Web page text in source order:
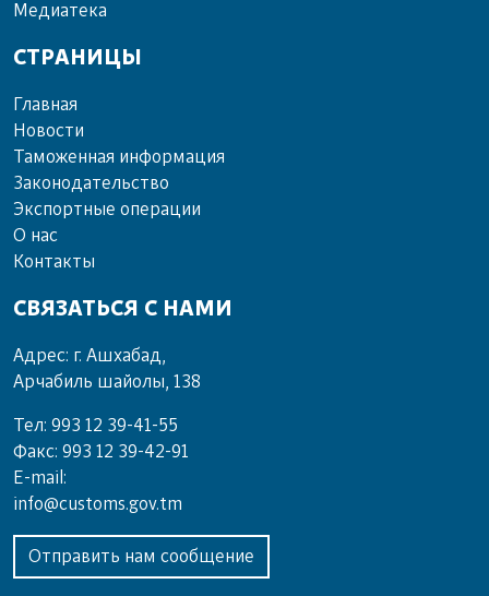
Ме­диа­те­ка
СТРАНИЦЫ
Главная
Новости
Таможенная информация
Законодательство
Экспортные операции
О нас
Контакты
СВЯЗАТЬСЯ С НАМИ
Адрес: г. Ашхабад,
Арчабиль шайолы, 138
Тел: 993 12 39-41-55
Факс: 993 12 39-42-91
E-mail:
info@customs.gov.tm
Отправить нам сообщение